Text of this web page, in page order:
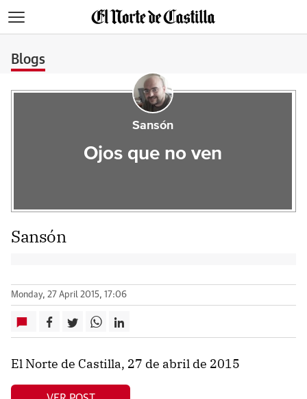
Blogs
Sansón
Ojos que no ven
Sansón
Monday, 27 April 2015, 17:06
El Norte de Castilla, 27 de abril de 2015